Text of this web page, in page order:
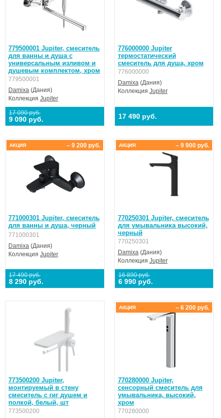
779500001 Jupiter, смеситель
для ванны и душа с
универсальным изливом и
душевым комплектом, хром
779500001
Damixa (Дания)
Коллекция Jupiter
17 090 руб.
9 090 руб.
776000000 Jupiter
термостатический
смеситель для душа, хром
776000000
Damixa(Дания)
Коллекция Jupiter
17 490 руб.
771000301 Jupiter, смеситель
для ванны и душа, черный
771000301
Damixa (Дания)
Коллекция Jupiter
17 490 руб.
8 290 руб.
– 9 200 руб.
АКЦИЯ
770250301 Jupiter, смеситель
для умывальника высокий,
черный
770250301
Damixa(Дания)
Коллекция Jupiter
16 890 руб.
6 990 руб.
– 9 900 руб.
АКЦИЯ
773500200 Jupiter,
монтируемый в стену
смеситель с гиг душем и
полкой, белый, шт
773500200
770280000 Jupiter,
cенсорный смеситель для
умывальника, высокий,
хром
770280000
– 6 200 руб.
АКЦИЯ